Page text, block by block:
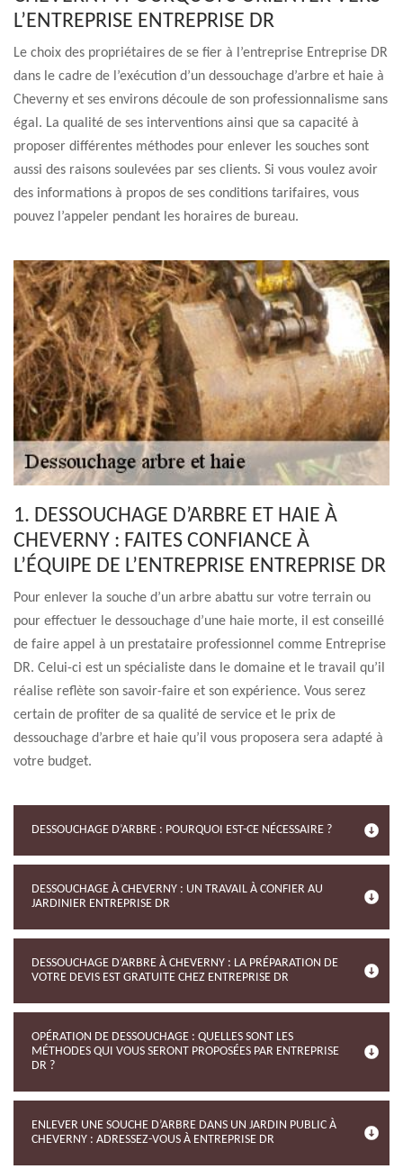
L’ENTREPRISE ENTREPRISE DR
Le choix des propriétaires de se fier à l’entreprise Entreprise DR
dans le cadre de l’exécution d’un dessouchage d’arbre et haie à
Cheverny et ses environs découle de son professionnalisme sans
égal. La qualité de ses interventions ainsi que sa capacité à
proposer différentes méthodes pour enlever les souches sont
aussi des raisons soulevées par ses clients. Si vous voulez avoir
des informations à propos de ses conditions tarifaires, vous
pouvez l’appeler pendant les horaires de bureau.
1. DESSOUCHAGE D’ARBRE ET HAIE À
CHEVERNY : FAITES CONFIANCE À
L’ÉQUIPE DE L’ENTREPRISE ENTREPRISE DR
Pour enlever la souche d’un arbre abattu sur votre terrain ou
pour effectuer le dessouchage d’une haie morte, il est conseillé
de faire appel à un prestataire professionnel comme Entreprise
DR. Celui-ci est un spécialiste dans le domaine et le travail qu’il
réalise reflète son savoir-faire et son expérience. Vous serez
certain de profiter de sa qualité de service et le prix de
dessouchage d’arbre et haie qu’il vous proposera sera adapté à
votre budget.
DESSOUCHAGE D’ARBRE : POURQUOI EST-CE NÉCESSAIRE ?
DESSOUCHAGE À CHEVERNY : UN TRAVAIL À CONFIER AU
JARDINIER ENTREPRISE DR
DESSOUCHAGE D’ARBRE À CHEVERNY : LA PRÉPARATION DE
VOTRE DEVIS EST GRATUITE CHEZ ENTREPRISE DR
OPÉRATION DE DESSOUCHAGE : QUELLES SONT LES
MÉTHODES QUI VOUS SERONT PROPOSÉES PAR ENTREPRISE
DR ?
ENLEVER UNE SOUCHE D’ARBRE DANS UN JARDIN PUBLIC À
CHEVERNY : ADRESSEZ-VOUS À ENTREPRISE DR